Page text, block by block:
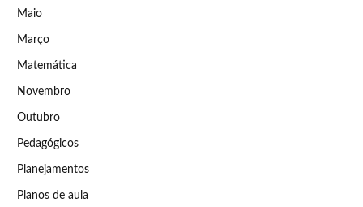
Maio
Março
Matemática
Novembro
Outubro
Pedagógicos
Planejamentos
Planos de aula